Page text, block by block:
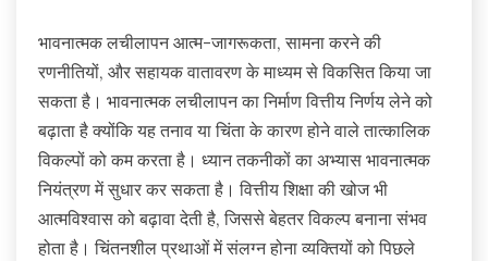
भावनात्मक लचीलापन आत्म-जागरूकता, सामना करने की
रणनीतियों, और सहायक वातावरण के माध्यम से विकसित किया जा
सकता है। भावनात्मक लचीलापन का निर्माण वित्तीय निर्णय लेने को
बढ़ाता है क्योंकि यह तनाव या चिंता के कारण होने वाले तात्कालिक
विकल्पों को कम करता है। ध्यान तकनीकों का अभ्यास भावनात्मक
नियंत्रण में सुधार कर सकता है। वित्तीय शिक्षा की खोज भी
आत्मविश्वास को बढ़ावा देती है, जिससे बेहतर विकल्प बनाना संभव
होता है। चिंतनशील प्रथाओं में संलग्न होना व्यक्तियों को पिछले